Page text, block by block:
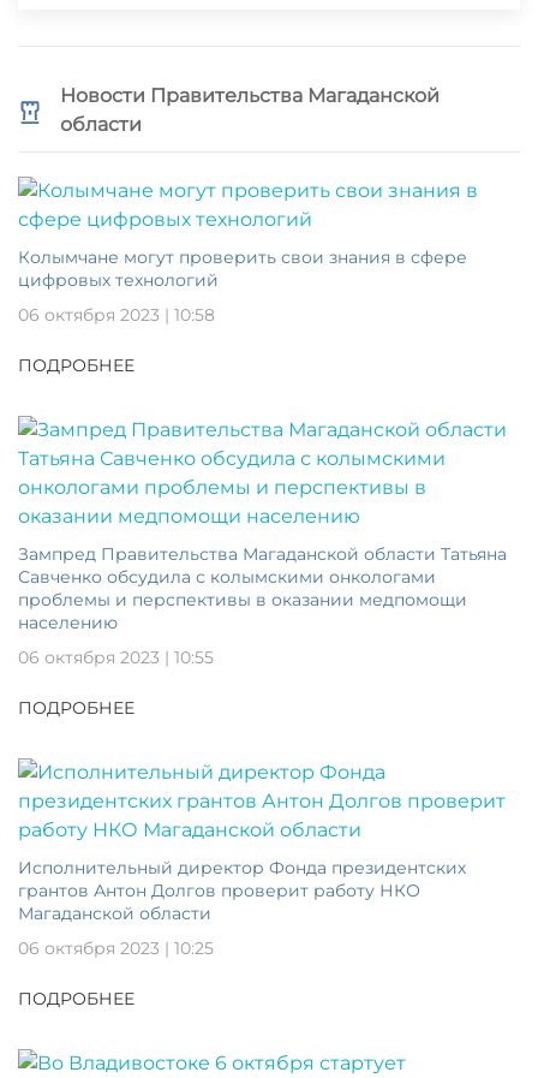
Новости Правительства Магаданской
области
Колымчане могут проверить свои знания в сфере
цифровых технологий
06 октября 2023 | 10:58
ПОДРОБНЕЕ
Зампред Правительства Магаданской области Татьяна
Савченко обсудила с колымскими онкологами
проблемы и перспективы в оказании медпомощи
населению
06 октября 2023 | 10:55
ПОДРОБНЕЕ
Исполнительный директор Фонда президентских
грантов Антон Долгов проверит работу НКО
Магаданской области
06 октября 2023 | 10:25
ПОДРОБНЕЕ